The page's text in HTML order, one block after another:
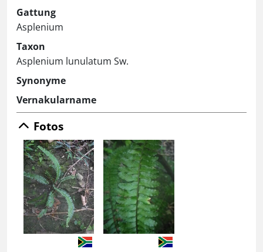
Gattung
Asplenium
Taxon
Asplenium lunulatum Sw.
Synonyme
Vernakularname
Fotos